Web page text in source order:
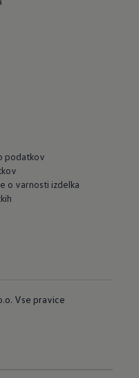
podatkov
o varnosti izdelka
Vse pravice